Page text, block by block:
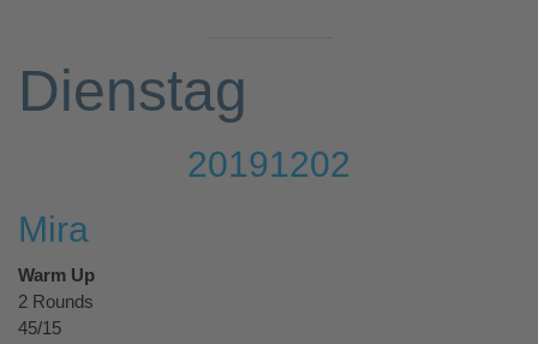
Dienstag
20191202
Mira
Warm Up
2 Rounds
45/15